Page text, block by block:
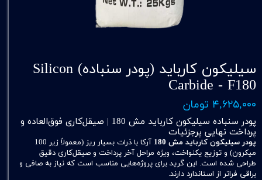
سیلیکون کارباید (پودر سنباده) Silicon
Carbide - F180
۴,۶۲۵,۰۰۰ تومان
پودر سنباده سیلیکون کارباید مش 180 | صیقل‌کاری فوق‌العاده و
پرداخت نهایی پرجزئیات
پودر سیلیکون کارباید مش 180
آرکا با ذرات بسیار ریز (معمولاً زیر 100
میکرون) و توزیع یکنواخت، ویژه مراحل آخر پرداخت و صیقل‌کاری دقیق
طراحی شده است. این گرید برای پروژه‌هایی مناسب است که نیاز به صافی و
براقی فراتر از استاندارد دارند.